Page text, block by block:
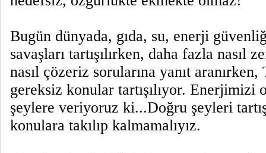
Bugün dünyada, gıda, su, enerji
savaşları tartışılırken, daha fazla nasıl
nasıl çözeriz sorularına yanıt
gereksiz konular tartışılıyor. Enerjimizi
şeylere veriyoruz ki...Doğru şeyleri
konulara takılıp kalmamalıyız.